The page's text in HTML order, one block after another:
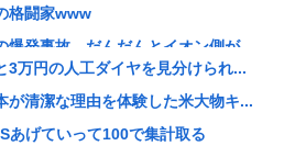
格闘家www
爆発事故、だんだんとイオン側が...
が快適じゃね？
ブホテルから記者会見www
レジェンドの江頭2:50さん...
3万円の人工ダイヤを見分けられ...
が清潔な理由を体験した米大物キ...
あげていって100で集計取る